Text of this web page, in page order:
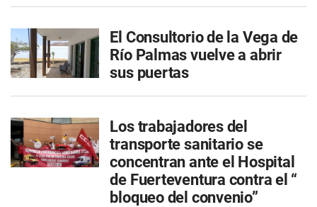
El Consultorio de la Vega de
Río Palmas vuelve a abrir
sus puertas
Los trabajadores del
transporte sanitario se
concentran ante el Hospital
de Fuerteventura contra el “
bloqueo del convenio”